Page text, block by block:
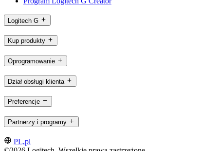
Logitech G
Kup produkty
Oprogramowanie
Dział obsługi klienta
Preferencje
Partnerzy i programy
PL,pl